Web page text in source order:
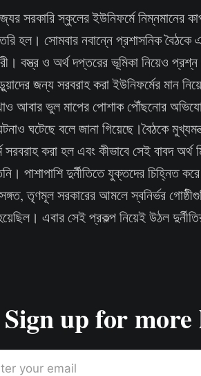
সরকারি স্কুলের ইউনিফর্মে নিম্নমানের
হল। সোমবার নবান্নে প্রশাসনিক
বস্ত্র ও অর্থ দপ্তরের ভূমিকা নিয়েও
জন্য সরবরাহ করা ইউনিফর্মের মান
আবার ভুল মাপের পোশাক পৌঁছনোর
ঘটেছে বলে জানা গিয়েছে।বৈঠকে
সরবরাহ করা হল এবং কীভাবে সেই বাবদ অর্থ
পাশাপাশি দুর্নীতিতে যুক্তদের চিহ্নিত
তৃণমূল সরকারের আমলে স্বনির্ভর
এবার সেই প্রকল্প নিয়েই উঠল
Sign up for
your email